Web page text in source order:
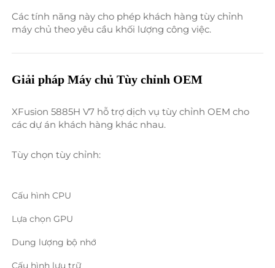
Các tính năng này cho phép khách hàng tùy chỉnh
máy chủ theo yêu cầu khối lượng công việc.
Giải pháp Máy chủ Tùy chỉnh OEM
XFusion 5885H V7 hỗ trợ dịch vụ tùy chỉnh OEM cho
các dự án khách hàng khác nhau.
Tùy chọn tùy chỉnh:
Cấu hình CPU
Lựa chọn GPU
Dung lượng bộ nhớ
Cấu hình lưu trữ